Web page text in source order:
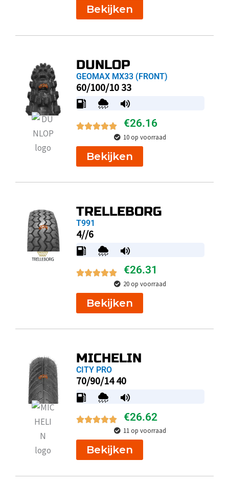
Bekijken
DUNLOP
GEOMAX MX33 (FRONT)
60/100/10 33
€26.16
10 op voorraad
Bekijken
TRELLEBORG
T991
4//6
€26.31
20 op voorraad
Bekijken
MICHELIN
CITY PRO
70/90/14 40
€26.62
11 op voorraad
Bekijken